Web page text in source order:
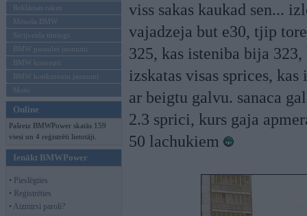
Reklāmas raksti
Mēneša BMW
Sērijveida tūnings
BMW pasaules jaunumi
BMW koncepti
BMW konkurentu jaunumi
Moto
Online
Pašreiz BMWPower skatās 159
viesi un 4 reģistrēti lietotāji.
Ienākt BMWPower
• Pieslēgties
• Reģistrēties
• Aizmirsi paroli?
viss sakas kaukad sen...
vajadzeja but e30, tjip
325, kas isteniba bija
izskatas visas sprices,
ar beigtu galvu. sanaca
2.3 sprici, kurs gaja
50 lachukiem